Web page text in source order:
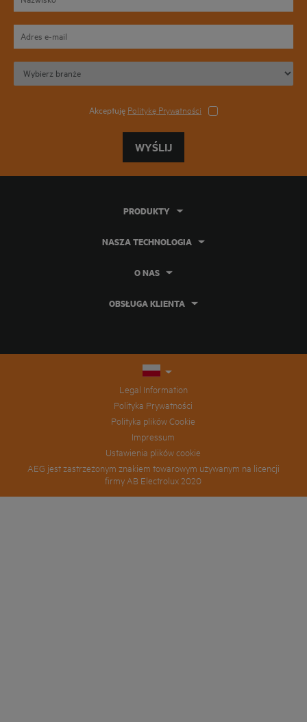
Akceptuję Politykę Prywatności
WYŚLIJ
PRODUKTY
NASZA TECHNOLOGIA
O NAS
OBSŁUGA KLIENTA
Legal Information
Polityka Prywatności
Polityka plików Cookie
Impressum
Ustawienia plików cookie
AEG jest zastrzeżonym znakiem towarowym używanym na licencji
firmy AB Electrolux 2020